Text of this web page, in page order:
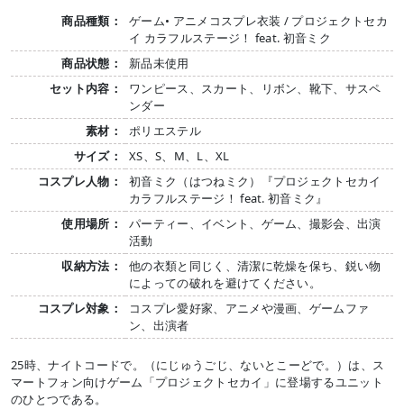
商品種類：
ゲーム• アニメコスプレ衣装 / プロジェクトセカ
イ カラフルステージ！ feat. 初音ミク
商品状態：
新品未使用
セット内容：
ワンピース、スカート、リボン、靴下、サスペ
ンダー
素材：
ポリエステル
サイズ：
XS、S、M、L、XL
コスプレ人物：
初音ミク（はつねミク）『プロジェクトセカイ
カラフルステージ！ feat. 初音ミク』
使用場所：
パーティー、イベント、ゲーム、撮影会、出演
活動
収納方法：
他の衣類と同じく、清潔に乾燥を保ち、鋭い物
によっての破れを避けてください。
コスプレ対象：
コスプレ愛好家、アニメや漫画、ゲームファ
ン、出演者
25時、ナイトコードで。（にじゅうごじ、ないとこーどで。）は、ス
マートフォン向けゲーム「プロジェクトセカイ」に登場するユニット
のひとつである。